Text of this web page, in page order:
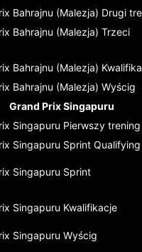
Bahrajnu (Malezja) Drugi
Bahrajnu (Malezja) Trzeci
Bahrajnu (Malezja)
Bahrajnu (Malezja) Wyścig
Grand Prix Singapuru
Singapuru Pierwszy trening
Singapuru Sprint Qualifying
Singapuru Sprint
Singapuru Kwalifikacje
Singapuru Wyścig